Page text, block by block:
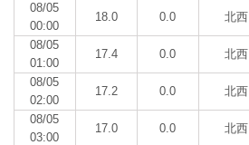
08/05
00:00
18.0 0.0 北西
08/05
01:00
17.4 0.0 北西
08/05
02:00
17.2 0.0 北西
08/05
03:00
17.0 0.0 北西